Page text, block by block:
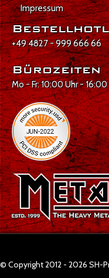
Impressum
+49 4827 - 999 666 66
Bürozeiten
Mo - Fr: 10:00 Uhr - 16:00
© Copyright 2012 - 2026 SH-